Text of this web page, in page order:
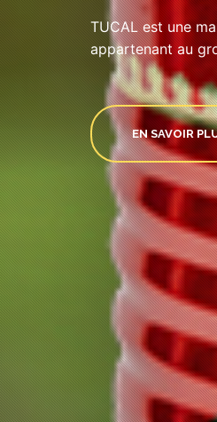
TUCAL est une
appartenant au
EN SAVOIR